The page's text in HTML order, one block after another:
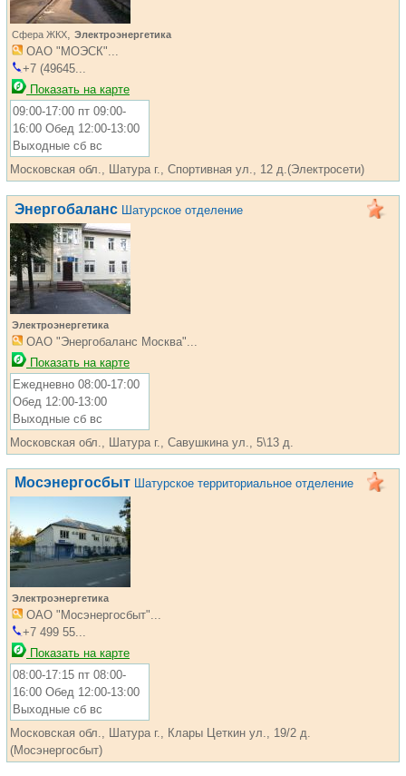
Сфера ЖКХ, Электроэнергетика
ОАО "МОЭСК"...
+7 (49645...
Показать на карте
09:00-17:00 пт 09:00-
16:00 Обед 12:00-13:00
Выходные сб вс
Московская обл., Шатура г., Спортивная ул., 12 д.(Электросети)
Энергобаланс Шатурское отделение
Электроэнергетика
ОАО "Энергобаланс Москва"...
Показать на карте
Ежедневно 08:00-17:00
Обед 12:00-13:00
Выходные сб вс
Московская обл., Шатура г., Савушкина ул., 5\13 д.
Мосэнергосбыт Шатурское территориальное отделение
Электроэнергетика
ОАО "Мосэнергосбыт"...
+7 499 55...
Показать на карте
08:00-17:15 пт 08:00-
16:00 Обед 12:00-13:00
Выходные сб вс
Московская обл., Шатура г., Клары Цеткин ул., 19/2 д.
(Мосэнергосбыт)